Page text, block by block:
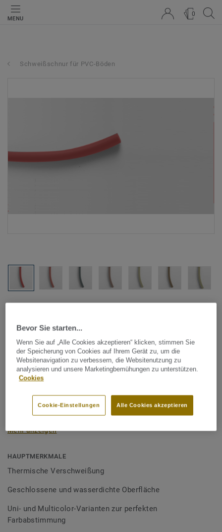
MENU
0
Schweißschnur für PVC-Böden
Tarkett Zubehör Komplettsortiment
Schweißschnur für PVC-Böden
- Unicoloured CORAL 0893
zweier PVC-Bahnen verwendet und sorgen für eine
wasserdichte und geschlossene Oberfläche, Grundlage für
Schweißschnüre sind erhältlich in den Varianten Uni und
Bodenbelagssortiment abgestimmt. Durch die Verwendung
von Kontrastfarben lassen sich auch besondere
Mehr anzeigen
HAUPTMERKMALE
Thermische Verschweißung
Geschlossene und wasserdichte Oberfläche
Uni- und Multicolor-Varianten zur perfekten
Farbabstimmung
Bevor Sie starten...
Wenn Sie auf „Alle Cookies akzeptieren“ klicken, stimmen Sie
der Speicherung von Cookies auf Ihrem Gerät zu, um die
Websitenavigation zu verbessern, die Websitenutzung zu
analysieren und unsere Marketingbemühungen zu unterstützen.
Cookies
Alle Cookies akzeptieren
Cookie-Einstellungen